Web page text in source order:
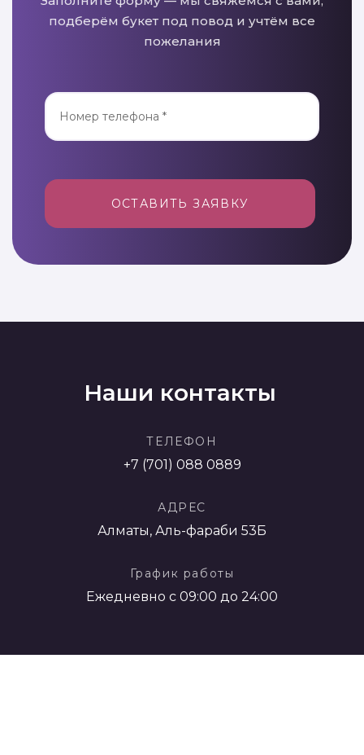
подберём букет под повод и учтём все
пожелания
ОСТАВИТЬ ЗАЯВКУ
Наши контакты
ТЕЛЕФОН
+7 (701) 088 0889
АДРЕС
Алматы, Аль-фараби 53Б
График работы
Ежедневно с 09:00 до 24:00